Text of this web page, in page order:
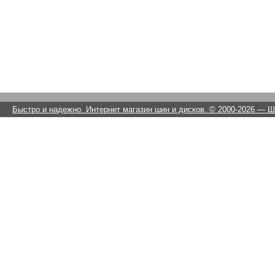
Быстро и надежно. Интернет магазин шин и дисков. © 2000-2026 —